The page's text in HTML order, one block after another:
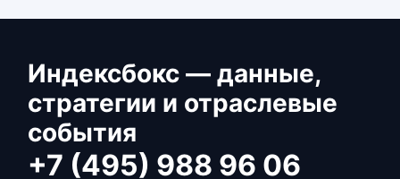
Индексбокс — данные,
стратегии и отраслевые
события
+7 (495) 988 96 06